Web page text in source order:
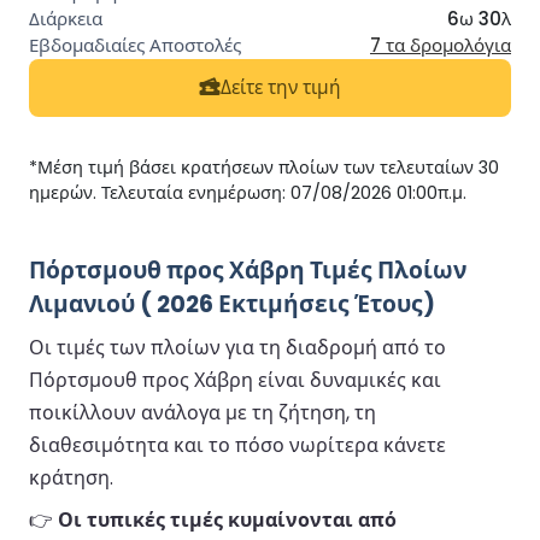
6ω 30λ
7 τα δρομολόγια
Δείτε την τιμή
*Μέση τιμή βάσει κρατήσεων πλοίων των τελευταίων 30
ημερών. Τελευταία ενημέρωση: 07/08/2026 01:00π.μ.
Πόρτσμουθ προς Χάβρη Τιμές Πλοίων
Λιμανιού ( 2026 Εκτιμήσεις Έτους)
Οι τιμές των πλοίων για τη διαδρομή από το
Πόρτσμουθ προς Χάβρη είναι δυναμικές και
ποικίλλουν ανάλογα με τη ζήτηση, τη
διαθεσιμότητα και το πόσο νωρίτερα κάνετε
κράτηση.
👉 Οι τυπικές τιμές κυμαίνονται από